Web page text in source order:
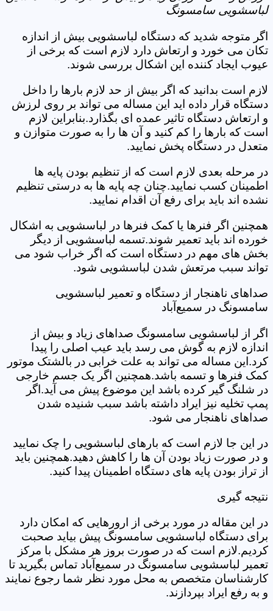
لباسشویی سامسونگ
اگر متوجه شدید که دستگاه لباسشویی بیش از اندازه
تکان می خورد و ارتعاش دارد لازم است که برخی از
عیوب ایجاد کننده این اشکال بررسی شوند.
لازم است بدانید که اگر بیش از حد لازم بارها را داخل
دستگاه قرار داده اید این مساله می تواند بر روی لرزش
و ارتعاش دستگاه تاثیر عمده ای بگذارد.بنابراین لازم
است که بارها را کم کنید و آن ها را به صورت متوازن و
متعدل در دستگاه پخش نمایید.
در مرحله بعدی لازم است که از تنظیم بودن پایه ها
اطمینان کسب نمایید.چنان چه پایه ها به درستی تنظیم
نشده اند باید برای رفع آن اقدام نمایید.
همچنین اگر فنرها یا کمک فنرها در لباسشویی به اشکال
خورده اند باید تعمیر شوند.تسمه لباسشویی از دیگر
بخش های مهم در دستگاه است که اگر خراب شود می
تواند سبب مرتعش شدن لباسشویی شود.
صداهای ناهنجار از دستگاه و تعمیر لباسشویی
سامسونگ در سمیع‌آباد
اگر از لباسشویی سامسونگ صداهای زیاد و بیش از
اندازه لازم به گوش می رسد باید عیب اصلی را پیدا
کرد.این مساله می تواند به علت خرابی در بالشتک موتور
کمک فنرها و تسمه باشد.همچنین اگر یک جسم خارجی
در شلنگ گیر کرده باشد این موضوع پیش می آید.اگر
پمپ تخلیه نیز ایراد داشته باشد سبب شنیده شدن
صداهای ناهنجار می شود.
در این جا لازم است که بارهای لباسشویی را چک نمایید
و در صورت زیاد بودن آن ها را کاهش دهید.همچنین باید
از تراز بودن پایه های دستگاه اطمینان پیدا کنید.
نتیجه گیری
در این مقاله در مورد برخی از ارورهایی که امکان دارد
برای دستگاه لباسشویی سامسونگ پیش بیاید صحبت
کردیم.لازم است که در صورت بروز هر مشکل با مرکز
تعمیر لباسشویی سامسونگ در سمیع‌آباد تماس بگیرید تا
کارشناسان متخصص به محل مورد نظر شما رجوع نمایند
و به رفع ایراد بپردازند.